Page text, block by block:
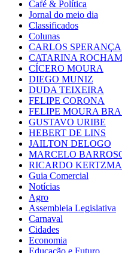
Café & Política
Jornal do meio dia
Classificados
Colunas
CARLOS SPERANÇA
CATARINA
CÍCERO MOURA
DIEGO MUNIZ
DUDA TEIXEIRA
FELIPE CORONA
FELIPE MOURA
GUSTAVO URIBE
HEBERT DE LINS
JAILTON DELOGO
MARCELO
RICARDO
Guia Comercial
Notícias
Agro
Assembleia Legislativa
Carnaval
Cidades
Economia
Educação e Futuro